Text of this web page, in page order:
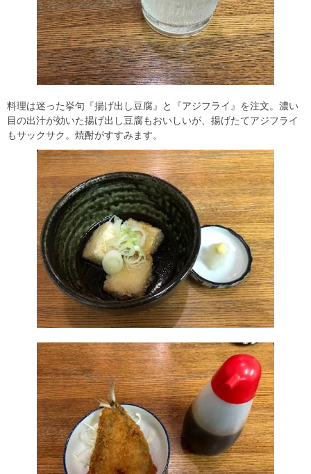
料理は迷った挙句『揚げ出し豆腐』と『アジフライ』を注文。濃い
目の出汁が効いた揚げ出し豆腐もおいしいが、揚げたてアジフライ
もサックサク。焼酎がすすみます。